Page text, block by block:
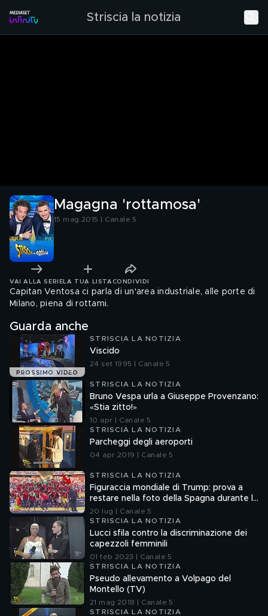
Striscia la notizia
Magagna 'rottamosa'
15 mag 2015 | Canale 5
VAI ALLA SERIE LA TUA LISTA CONDIVIDI
Capitan Ventosa ci parla di un'area industriale, alle porte di
Milano, piena di rottami.
Guarda anche
PROSSIMO VIDEO
STRISCIA LA NOTIZIA
Viscido
24 set 1995 | Canale 5
STRISCIA LA NOTIZIA
Bruno Vespa urla a Giuseppe Provenzano:
«Stia zitto!»
10 apr | Canale 5
STRISCIA LA NOTIZIA
Parcheggi degli aeroporti
04 apr 2019 | Canale 5
STRISCIA LA NOTIZIA
Figuraccia mondiale di Trump: prova a
restare nella foto della Spagna durante la
premiazione
20 lug | Canale 5
STRISCIA LA NOTIZIA
Lucci sfila contro la discriminazione dei
capezzoli femminili
01 feb 2023 | Canale 5
STRISCIA LA NOTIZIA
Pseudo allevamento a Volpago del
Montello (TV)
21 mag 2018 | Canale 5
STRISCIA LA NOTIZIA